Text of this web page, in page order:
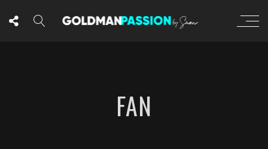
FAN